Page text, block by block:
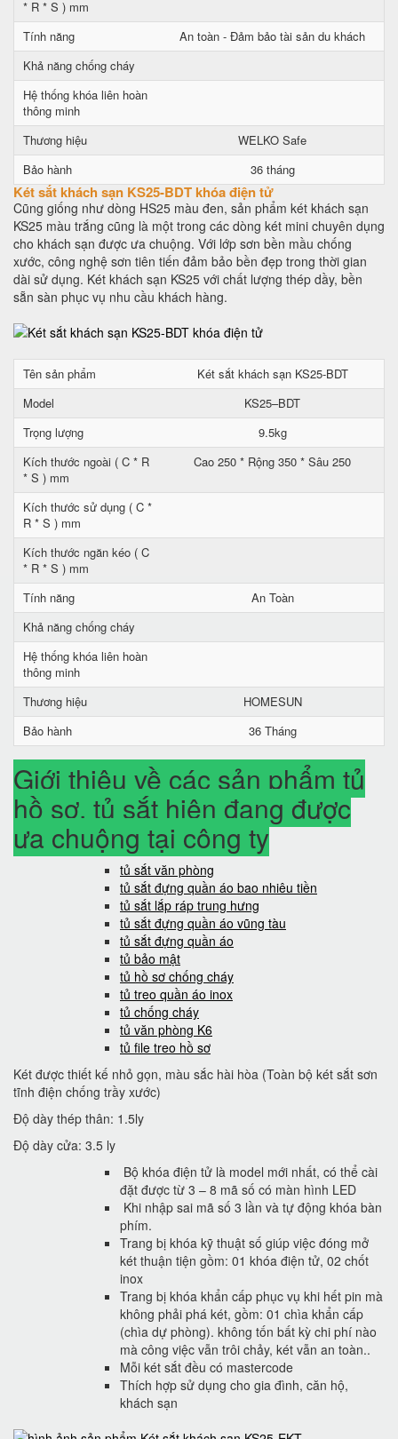
* R * S ) mm
Tính năng
An toàn - Đảm bảo tài sản du khách
Khả năng chống cháy
Hệ thống khóa liên hoàn
thông minh
Thương hiệu
WELKO Safe
Bảo hành
36 tháng
Két sắt khách sạn KS25-BDT khóa điện tử
Cũng giống như dòng HS25 màu đen, sản phẩm két khách sạn
KS25 màu trắng cũng là một trong các dòng két mini chuyên dụng
cho khách sạn được ưa chuộng. Với lớp sơn bền mầu chống
xước, công nghệ sơn tiên tiến đảm bảo bền đẹp trong thời gian
dài sử dụng. Két khách sạn KS25 với chất lượng thép dầy, bền
sẵn sàn phục vụ nhu cầu khách hàng.
Tên sản phẩm
Két sắt khách sạn KS25-BDT
Model
KS25–BDT
Trọng lượng
9.5kg
Kích thước ngoài ( C * R
* S ) mm
Cao 250 * Rộng 350 * Sâu 250
Kích thước sử dụng ( C *
R * S ) mm
Kích thước ngăn kéo ( C
* R * S ) mm
Tính năng
An Toàn
Khả năng chống cháy
Hệ thống khóa liên hoàn
thông minh
Thương hiệu
HOMESUN
Bảo hành
36 Tháng
Giới thiệu về các sản phẩm tủ
hồ sơ, tủ sắt hiện đang được
ưa chuộng tại công ty
tủ sắt văn phòng
tủ sắt đựng quần áo bao nhiêu tiền
tủ sắt lắp ráp trung hưng
tủ sắt đựng quần áo vũng tàu
tủ sắt đựng quần áo
tủ bảo mật
tủ hồ sơ chống cháy
tủ treo quần áo inox
tủ chống cháy
tủ văn phòng K6
tủ file treo hồ sơ
Két được thiết kế nhỏ gọn, màu sắc hài hòa (Toàn bộ két sắt sơn
tĩnh điện chống trầy xước)
Độ dày thép thân: 1.5ly
Độ dày cửa: 3.5 ly
Bộ khóa điện tử là model mới nhất, có thể cài
đặt được từ 3 – 8 mã số có màn hình LED
Khi nhập sai mã số 3 lần và tự động khóa bàn
phím.
Trang bị khóa kỹ thuật số giúp việc đóng mở
két thuận tiện gồm: 01 khóa điện tử, 02 chốt
inox
Trang bị khóa khẩn cấp phục vụ khi hết pin mà
không phải phá két, gồm: 01 chìa khẩn cấp
(chìa dự phòng). không tốn bất kỳ chi phí nào
mà công việc vẫn trôi chảy, két vẫn an toàn..
Mỗi két sắt đều có mastercode
Thích hợp sử dụng cho gia đình, căn hộ,
khách sạn